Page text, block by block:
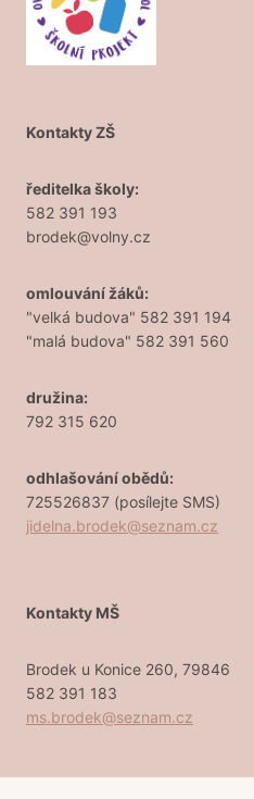
Kontakty ZŠ
ředitelka školy:
582 391 193
brodek@volny.cz
omlouvání žáků:
"velká budova" 582 391 194
"malá budova" 582 391 560
družina:
792 315 620
odhlašování obědů:
725526837 (posílejte SMS)
jidelna.brodek@seznam.cz
Kontakty MŠ
Brodek u Konice 260, 79846
582 391 183
ms.brodek@seznam.cz